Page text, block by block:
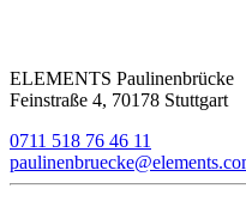
ELEMENTS Paulinenbrücke
Feinstraße 4, 70178 Stuttgart
0711 518 76 46 11